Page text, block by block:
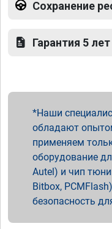
Сохранение
Гарантия 5 лет
Наши
обладают
применяем
оборудование
Autel) и чип
Bitbox,
безопасность